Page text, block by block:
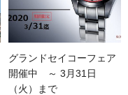
グランドセイコーフェア
開催中 ～ 3月31日
（火）まで